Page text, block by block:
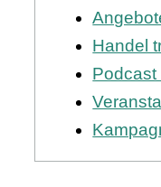
Handel
Podcast